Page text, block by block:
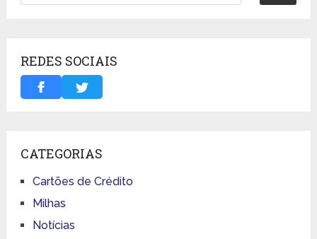
REDES SOCIAIS
CATEGORIAS
Cartões de Crédito
Milhas
Notícias